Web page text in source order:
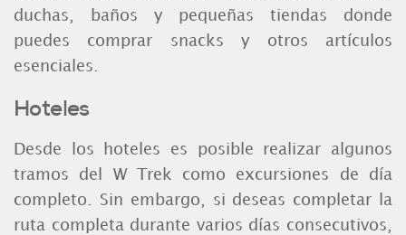
duchas, baños y pequeñas tiendas donde
puedes comprar snacks y otros artículos
esenciales.
Hoteles
Desde los hoteles es posible realizar algunos
tramos del W Trek como excursiones de día
completo. Sin embargo, si deseas completar la
ruta completa durante varios días consecutivos,